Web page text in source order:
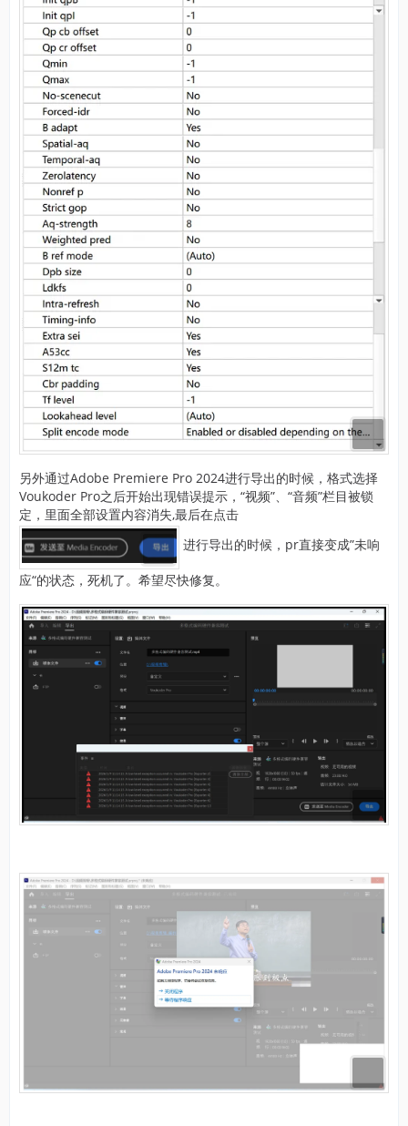
另外通过Adobe Premiere Pro 2024进行导出的时候，格式选择
Voukoder Pro之后开始出现错误提示，“视频”、“音频”栏目被锁
定，里面全部设置内容消失,最后在点击
进行导出的时候，pr直接变成”未响
应“的状态，死机了。希望尽快修复。